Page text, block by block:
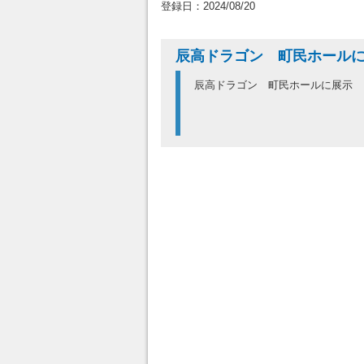
登録日：2024/08/20
辰高ドラゴン 町民ホー
辰高ドラゴン 町民ホールに展示